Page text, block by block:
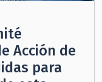
Acción de
para